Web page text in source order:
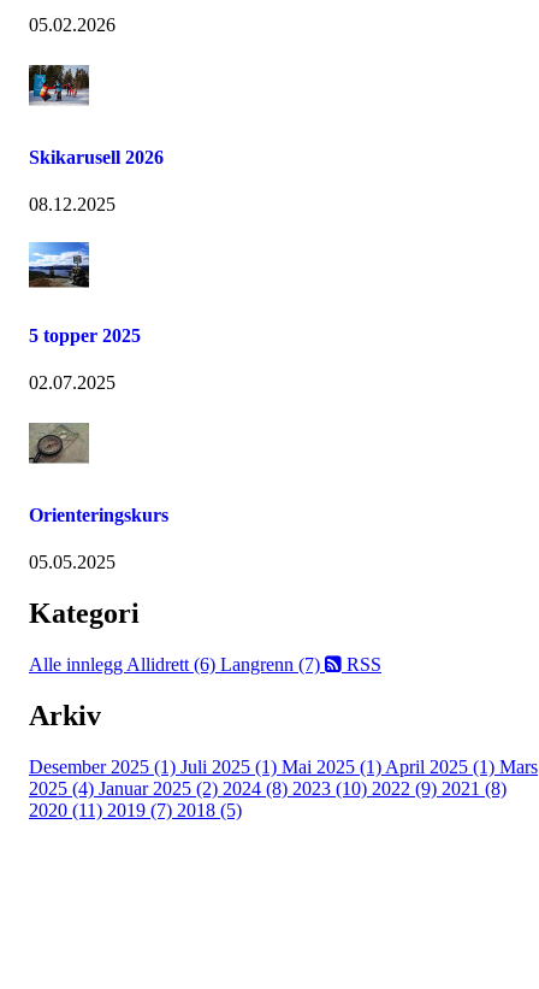
05.02.2026
Skikarusell 2026
08.12.2025
5 topper 2025
02.07.2025
Orienteringskurs
05.05.2025
Kategori
Alle innlegg Allidrett (6) Langrenn (7) RSS
Arkiv
Desember 2025 (1) Juli 2025 (1) Mai 2025 (1) April 2025 (1) Mars
2025 (4) Januar 2025 (2) 2024 (8) 2023 (10) 2022 (9) 2021 (8)
2020 (11) 2019 (7) 2018 (5)